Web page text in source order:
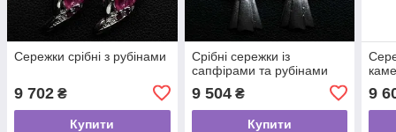
Сережки срібні з рубінами
9 702 ₴
Купити
Срібні сережки із
сапфірами та рубінами
9 504₴
Купити
9